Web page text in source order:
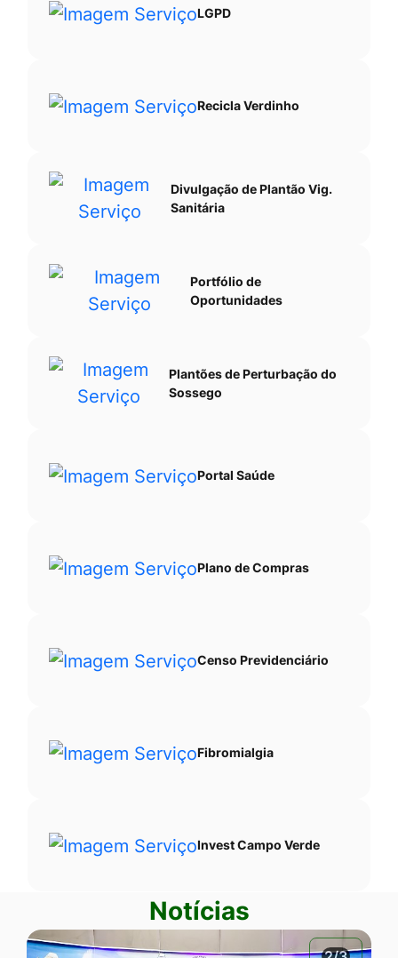
LGPD
Recicla Verdinho
Divulgação de Plantão Vig.
Sanitária
Portfólio de
Oportunidades
Plantões de Perturbação do
Sossego
Portal Saúde
Plano de Compras
Censo Previdenciário
Fibromialgia
Invest Campo Verde
Notícias